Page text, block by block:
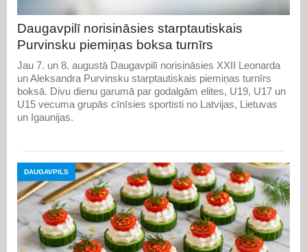
Daugavpilī norisināsies starptautiskais
Purvinsku piemiņas boksa turnīrs
Jau 7. un 8. augustā Daugavpilī norisināsies XXII Leonarda
un Aleksandra Purvinsku starptautiskais piemiņas turnīrs
boksā. Divu dienu garumā par godalgām elites, U19, U17 un
U15 vecuma grupās cīnīsies sportisti no Latvijas, Lietuvas
un Igaunijas.
DAUGAVPILS